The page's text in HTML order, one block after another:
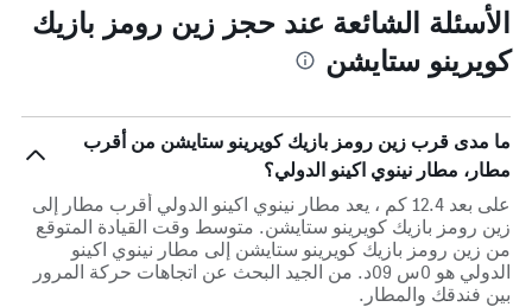
الأسئلة الشائعة عند حجز زين رومز بازيك
كويرينو ستايشن
ما مدى قرب زين رومز بازيك كويرينو ستايشن من أقرب
مطار، مطار نينوي اكينو الدولي؟
على بعد 12.4 كم ، يعد مطار نينوي اكينو الدولي أقرب مطار إلى
زين رومز بازيك كويرينو ستايشن. متوسط وقت القيادة المتوقع
من زين رومز بازيك كويرينو ستايشن إلى مطار نينوي اكينو
الدولي هو 0س 09د. من الجيد البحث عن اتجاهات حركة المرور
بين فندقك والمطار.